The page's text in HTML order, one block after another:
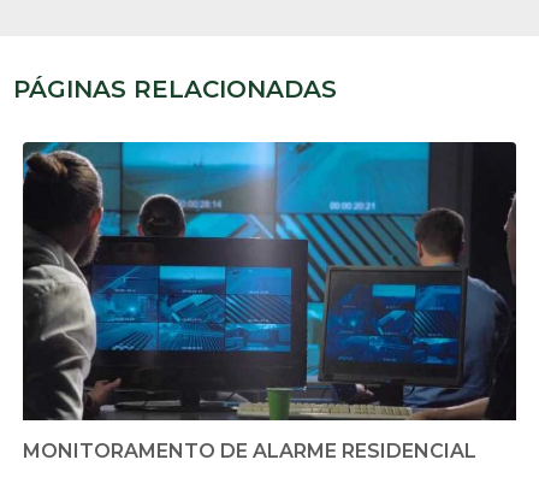
PÁGINAS RELACIONADAS
MONITORAMENTO DE ALARME RESIDENCIAL